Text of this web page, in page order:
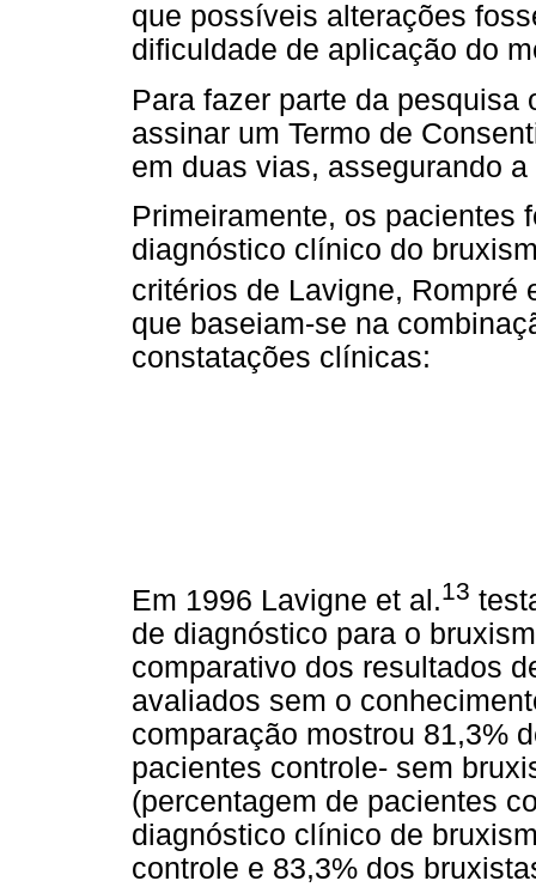
que possíveis alterações
dificuldade de aplicação do
Para fazer parte da
assinar um Termo de
em duas vias, assegurando
Primeiramente, os pacientes
diagnóstico clínico do
critérios de Lavigne, Rompré
que baseiam-se na
constatações clínicas:
Em 1996 Lavigne et al.13
de diagnóstico para o
comparativo dos resultados
avaliados sem o
comparação mostrou 81,3%
pacientes controle- sem
(percentagem de pacientes
diagnóstico clínico de
controle e 83,3% dos